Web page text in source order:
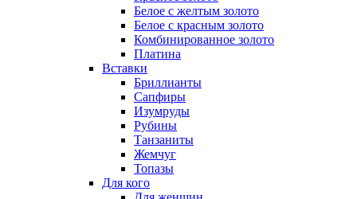
Белое с желтым золото
Белое с красным золото
Комбинированное золото
Платина
Вставки
Бриллианты
Сапфиры
Изумруды
Рубины
Танзаниты
Жемчуг
Топазы
Для кого